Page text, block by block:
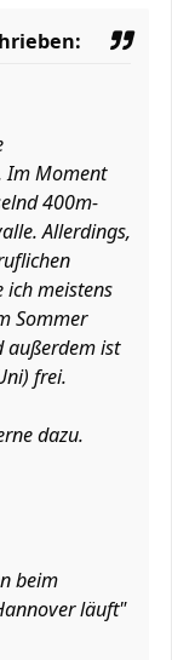
Im Moment
400m-
Allerdings,
ich meistens
Sommer
außerdem ist
frei.
dazu.
beim
läuft"